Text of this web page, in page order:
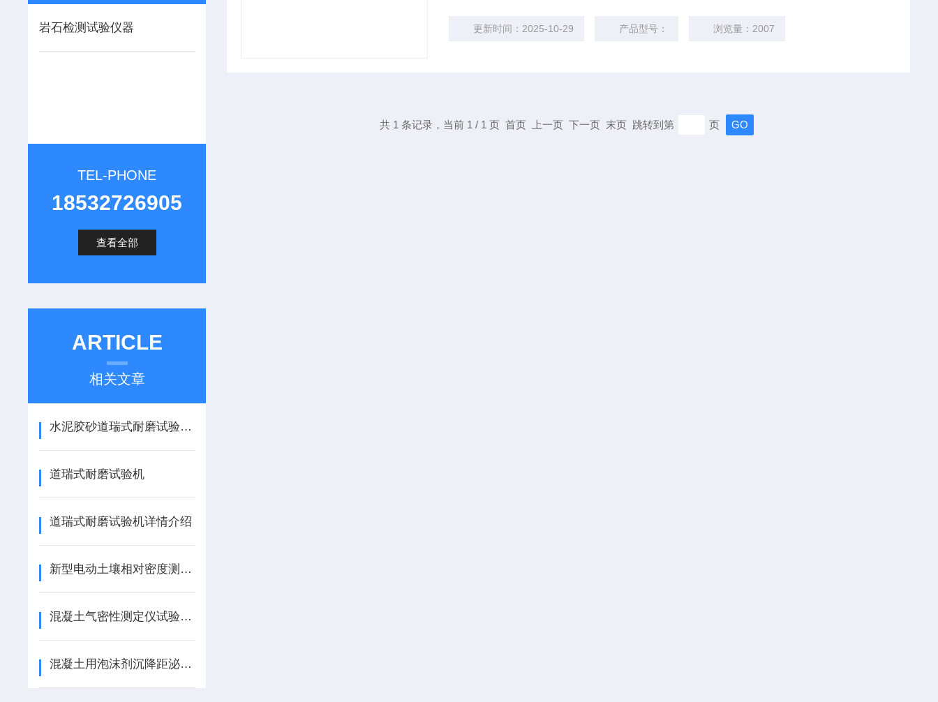
岩石检测试验仪器
TEL-PHONE
18532726905
查看全部
ARTICLE
相关文章
水泥胶砂道瑞式耐磨试验机说明书
道瑞式耐磨试验机
道瑞式耐磨试验机详情介绍
新型电动土壤相对密度测定仪，土壤相对密度技术参数
混凝土气密性测定仪试验方法
混凝土用泡沫剂沉降距泌水量试验装置技术参数
更新时间：2025-10-29 产品型号： 浏览量：2007
共 1 条记录，当前 1 / 1 页 首页 上一页 下一页 末页 跳转到第 页